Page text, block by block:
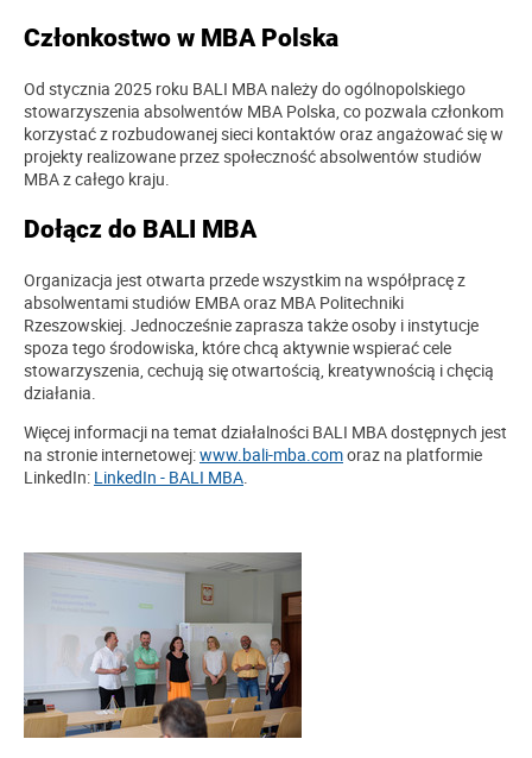
Członkostwo w MBA Polska
Od stycznia 2025 roku BALI MBA należy do ogólnopolskiego
stowarzyszenia absolwentów MBA Polska, co pozwala członkom
korzystać z rozbudowanej sieci kontaktów oraz angażować się w
projekty realizowane przez społeczność absolwentów studiów
MBA z całego kraju.
Dołącz do BALI MBA
Organizacja jest otwarta przede wszystkim na współpracę z
absolwentami studiów EMBA oraz MBA Politechniki
Rzeszowskiej. Jednocześnie zaprasza także osoby i instytucje
spoza tego środowiska, które chcą aktywnie wspierać cele
stowarzyszenia, cechują się otwartością, kreatywnością i chęcią
działania.
Więcej informacji na temat działalności BALI MBA dostępnych jest
na stronie internetowej:www.bali-mba.comoraz na platformie
LinkedIn: LinkedIn - BALI MBA